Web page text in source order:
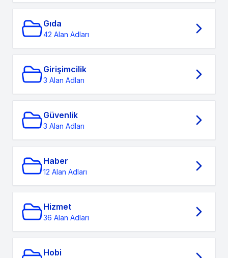
Gıda
42 Alan Adları
Girişimcilik
3 Alan Adları
Güvenlik
3 Alan Adları
Haber
12 Alan Adları
Hizmet
36 Alan Adları
Hobi